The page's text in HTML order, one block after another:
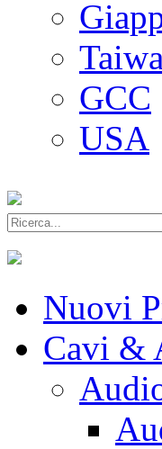
GCC
USA
Nuovi
Cavi &